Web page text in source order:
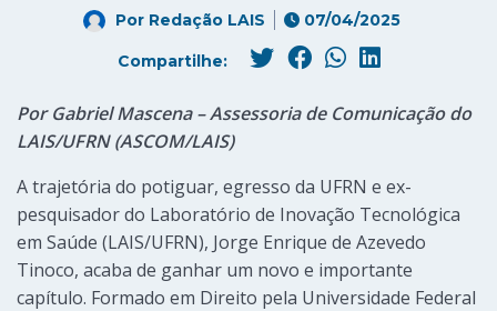
Por Redação LAIS 07/04/2025
Compartilhe:
Por Gabriel Mascena – Assessoria de Comunicação do
LAIS/UFRN (ASCOM/LAIS)
A trajetória do potiguar, egresso da UFRN e ex-
pesquisador do Laboratório de Inovação Tecnológica
em Saúde (LAIS/UFRN), Jorge Enrique de Azevedo
Tinoco, acaba de ganhar um novo e importante
capítulo. Formado em Direito pela Universidade Federal